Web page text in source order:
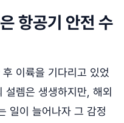
항공기 안전 수
이륙을 기다리고 있었
설렘은 생생하지만, 해외
일이 늘어나자 그 감정